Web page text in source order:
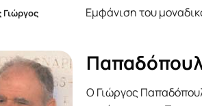
Εμφάνιση του
O Γιώργος